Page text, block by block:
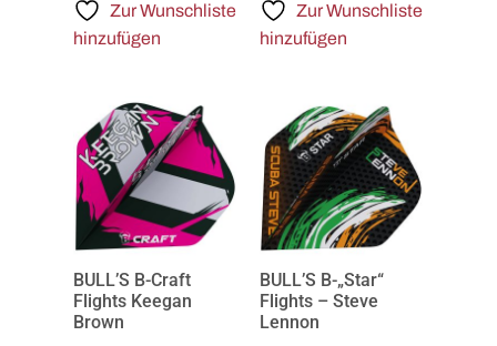
Zur Wunschliste
hinzufügen
Zur Wunschliste
hinzufügen
BULL’S B-Craft
Flights Keegan
Brown
BULL’S B-„Star“
Flights – Steve
Lennon